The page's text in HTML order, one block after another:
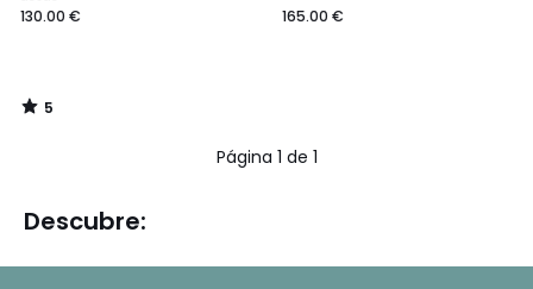
130.00 €
5
/
165.00 €
Página 1 de 1
Descubre: